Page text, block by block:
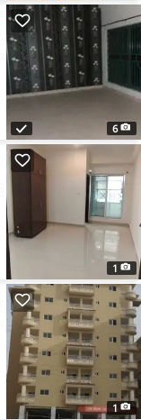
6
1
1